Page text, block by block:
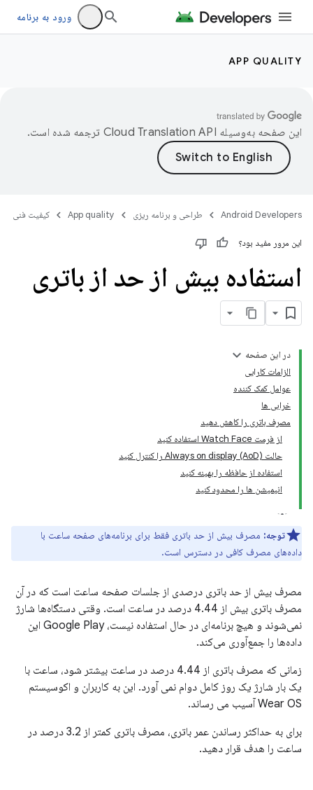
ورود به برنامه
APP QUALITY
این صفحه به‌وسیله ترجمه شده است.
Android Developers طراحی و برنامه ریزی App quality کیفیت فنی
این مرور مفید بود؟
استفاده بیش از حد از باتری
در این صفحه
الزامات کارایی
عوامل کمک کننده
خرابی ها
مصرف باتری را کاهش دهید
از فرمت Watch Face استفاده کنید
حالت Always on display (AoD) را کنترل کنید
استفاده از حافظه را بهینه کنید
انیمیشن ها را محدود کنید
توجه: مصرف بیش از حد باتری فقط برای برنامه‌های صفحه ساعت با
داده‌های مصرف کافی در دسترس است.
مصرف بیش از حد باتری درصدی از جلسات صفحه ساعت است که در آن
مصرف باتری بیش از 4.44 درصد در ساعت است. وقتی دستگاه‌ها شارژ
نمی‌شوند و هیچ برنامه‌ای در حال استفاده نیست، Google Play این
داده‌ها را جمع‌آوری می‌کند.
زمانی که مصرف باتری از 4.44 درصد در ساعت بیشتر شود، ساعت با
یک بار شارژ یک روز کامل دوام نمی آورد. این به کاربران و اکوسیستم
Wear OS آسیب می رساند.
برای به حداکثر رساندن عمر باتری، مصرف باتری کمتر از 3.2 درصد در
ساعت را هدف قرار دهید.